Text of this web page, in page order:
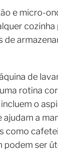
e micro-
de
de
rotina
o
ajudam a
como
ser